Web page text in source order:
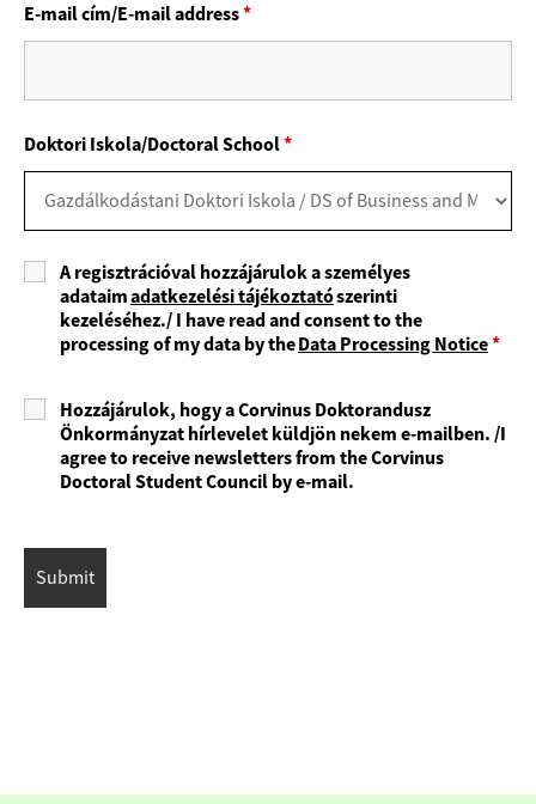
E-mail cím/E-mail address*
Doktori Iskola/Doctoral School*
A regisztrációval hozzájárulok a személyes
adataimadatkezelési tájékoztatószerinti
kezeléséhez./ I have read and consent to the
processing of my data by theData Processing Notice*
Hozzájárulok, hogy a Corvinus Doktorandusz
Önkormányzat hírlevelet küldjön nekem e-mailben. /I
agree to receive newsletters from the Corvinus
Doctoral Student Council by e-mail.